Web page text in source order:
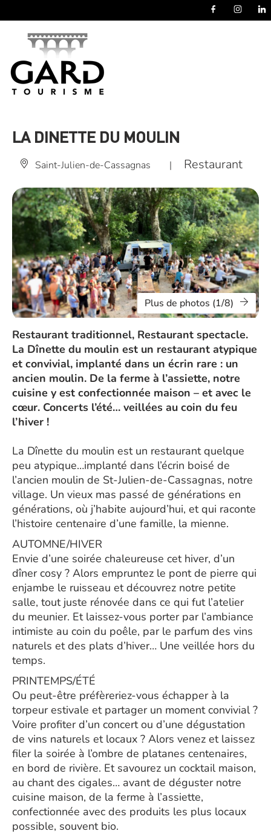
LA DINETTE DU MOULIN
Saint-Julien-de-Cassagnas | Restaurant
Plus de photos (1/8)
Restaurant traditionnel, Restaurant spectacle.
La Dînette du moulin est un restaurant atypique
et convivial, implanté dans un écrin rare : un
ancien moulin. De la ferme à l’assiette, notre
cuisine y est confectionnée maison – et avec le
cœur. Concerts l’été… veillées au coin du feu
l’hiver !
La Dînette du moulin est un restaurant quelque
peu atypique…implanté dans l’écrin boisé de
l’ancien moulin de St-Julien-de-Cassagnas, notre
village. Un vieux mas passé de générations en
générations, où j’habite aujourd’hui, et qui raconte
l’histoire centenaire d’une famille, la mienne.
AUTOMNE/HIVER
Envie d’une soirée chaleureuse cet hiver, d’un
dîner cosy ? Alors empruntez le pont de pierre qui
enjambe le ruisseau et découvrez notre petite
salle, tout juste rénovée dans ce qui fut l’atelier
du meunier. Et laissez-vous porter par l’ambiance
intimiste au coin du poêle, par le parfum des vins
naturels et des plats d’hiver… Une veillée hors du
temps.
PRINTEMPS/ÉTÉ
Ou peut-être préfèreriez-vous échapper à la
torpeur estivale et partager un moment convivial ?
Voire profiter d’un concert ou d’une dégustation
de vins naturels et locaux ? Alors venez et laissez
filer la soirée à l’ombre de platanes centenaires,
en bord de rivière. Et savourez un cocktail maison,
au chant des cigales… avant de déguster notre
cuisine maison, de la ferme à l’assiette,
confectionnée avec des produits les plus locaux
possible, souvent bio.